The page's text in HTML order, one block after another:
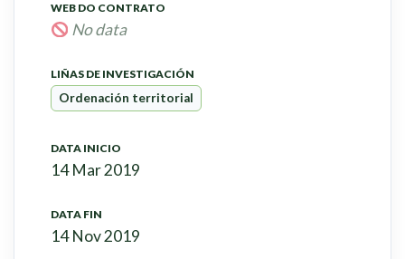
WEB DO CONTRATO
No data
LIÑAS DE INVESTIGACIÓN
Ordenación territorial
DATA INICIO
14 Mar 2019
DATA FIN
14 Nov 2019